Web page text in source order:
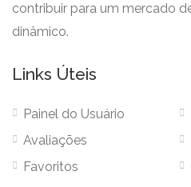
contribuir para um mercado
dinâmico.
Links Úteis
Painel do Usuário
Avaliações
Favoritos